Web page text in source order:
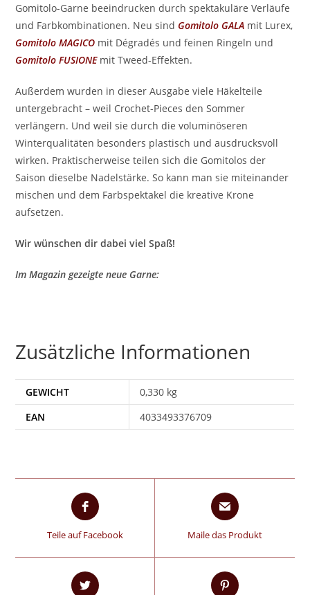
Gomitolo-Garne beeindrucken durch spektakuläre Verläufe
und Farbkombinationen. Neu sind Gomitolo GALA mit Lurex,
Gomitolo MAGICO mit Dégradés und feinen Ringeln und
Gomitolo FUSIONEmit Tweed-Effekten.
Außerdem wurden in dieser Ausgabe viele Häkelteile
untergebracht – weil Crochet-Pieces den Sommer
verlängern. Und weil sie durch die voluminöseren
Winterqualitäten besonders plastisch und ausdrucksvoll
wirken. Praktischerweise teilen sich die Gomitolos der
Saison dieselbe Nadelstärke. So kann man sie miteinander
mischen und dem Farbspektakel die kreative Krone
aufsetzen.
Wir wünschen dir dabei viel Spaß!
Im Magazin gezeigte neue Garne:
Zusätzliche Informationen
GEWICHT
0,330 kg
EAN
4033493376709
Teile auf Facebook Maile das Produkt